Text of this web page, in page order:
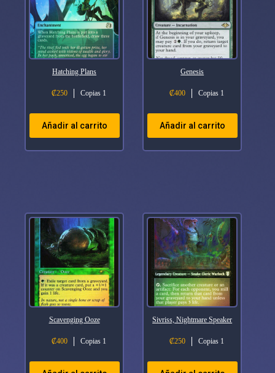
Hatching Plans
₡250 Copias 1
Añadir al carrito
Genesis
₡400 Copias 1
Añadir al carrito
Scavenging Ooze
₡400 Copias 1
Sivriss, Nightmare Speaker
₡250 Copias 1